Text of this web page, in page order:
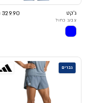
ג'קט 329.90 ₪
צבע: כחול
גברים